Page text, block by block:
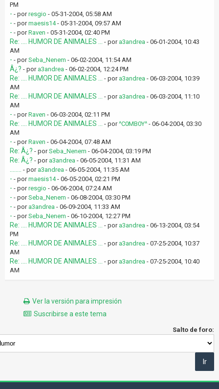
PM
- - porresgio - 05-31-2004, 05:58 AM
- - pormaesis14- 05-31-2004, 09:57 AM
- - porRaven - 05-31-2004, 02:40 PM
Re: .... HUMOR DE ANIMALES ... - por a3andrea - 06-01-2004, 10:43
AM
- - porSeba_Nenem - 06-02-2004, 11:54 AM
Â¿? - por a3andrea - 06-02-2004, 12:24 PM
Re: .... HUMOR DE ANIMALES ... - por a3andrea - 06-03-2004, 10:39
AM
Re: .... HUMOR DE ANIMALES ... - por a3andrea - 06-03-2004, 11:10
AM
- - porRaven - 06-03-2004, 02:11 PM
Re: .... HUMOR DE ANIMALES ... - por^C0MB0Y^ - 06-04-2004, 03:30
AM
- - porRaven - 06-04-2004, 07:48 AM
Re: Â¿? - porSeba_Nenem - 06-04-2004, 03:19 PM
Re: Â¿? - por a3andrea - 06-05-2004, 11:31 AM
- por a3andrea - 06-05-2004, 11:35 AM
- - pormaesis14- 06-05-2004, 02:21 PM
- - porresgio - 06-06-2004, 07:24 AM
- - porSeba_Nenem - 06-08-2004, 03:30 PM
- - por a3andrea - 06-09-2004, 11:33 AM
- - porSeba_Nenem - 06-10-2004, 12:27 PM
Re: .... HUMOR DE ANIMALES ... - por a3andrea - 06-13-2004, 03:54
PM
Re: .... HUMOR DE ANIMALES ... - por a3andrea - 07-25-2004, 10:37
AM
Re: .... HUMOR DE ANIMALES ... - por a3andrea - 07-25-2004, 10:40
AM
Ver la versión para impresión
Suscribirse a este tema
Salto de foro: